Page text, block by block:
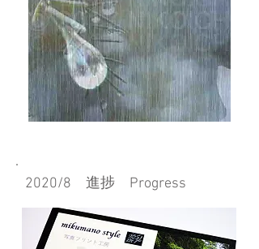
2020/8 進捗 Progress